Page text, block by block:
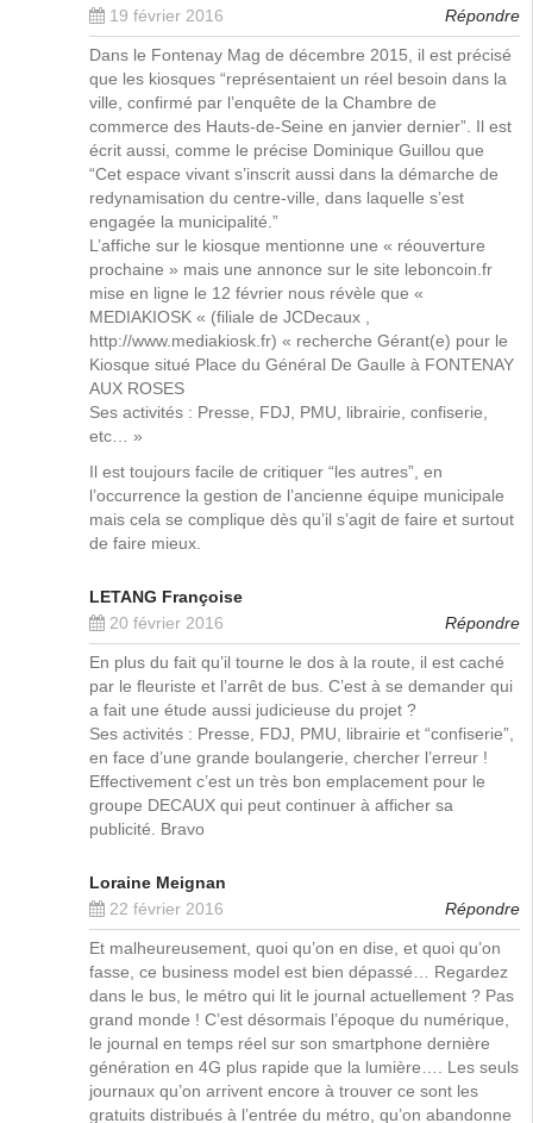
19 février 2016
Répondre
Dans le Fontenay Mag de décembre 2015, il est précisé
que les kiosques “représentaient un réel besoin dans la
ville, confirmé par l’enquête de la Chambre de
commerce des Hauts-de-Seine en janvier dernier”. Il est
écrit aussi, comme le précise Dominique Guillou que
“Cet espace vivant s’inscrit aussi dans la démarche de
redynamisation du centre-ville, dans laquelle s’est
engagée la municipalité.”
L’affiche sur le kiosque mentionne une « réouverture
prochaine » mais une annonce sur le site leboncoin.fr
mise en ligne le 12 février nous révèle que «
MEDIAKIOSK « (filiale de JCDecaux ,
http://www.mediakiosk.fr) « recherche Gérant(e) pour le
Kiosque situé Place du Général De Gaulle à FONTENAY
AUX ROSES
Ses activités : Presse, FDJ, PMU, librairie, confiserie,
etc… »
Il est toujours facile de critiquer “les autres”, en
l’occurrence la gestion de l’ancienne équipe municipale
mais cela se complique dès qu’il s’agit de faire et surtout
de faire mieux.
LETANG Françoise
20 février 2016
Répondre
En plus du fait qu’il tourne le dos à la route, il est caché
par le fleuriste et l’arrêt de bus. C’est à se demander qui
a fait une étude aussi judicieuse du projet ?
Ses activités : Presse, FDJ, PMU, librairie et “confiserie”,
en face d’une grande boulangerie, chercher l’erreur !
Effectivement c’est un très bon emplacement pour le
groupe DECAUX qui peut continuer à afficher sa
publicité. Bravo
Loraine Meignan
22 février 2016
Répondre
Et malheureusement, quoi qu’on en dise, et quoi qu’on
fasse, ce business model est bien dépassé… Regardez
dans le bus, le métro qui lit le journal actuellement ? Pas
grand monde ! C’est désormais l’époque du numérique,
le journal en temps réel sur son smartphone dernière
génération en 4G plus rapide que la lumière…. Les seuls
journaux qu’on arrivent encore à trouver ce sont les
gratuits distribués à l’entrée du métro, qu’on abandonne